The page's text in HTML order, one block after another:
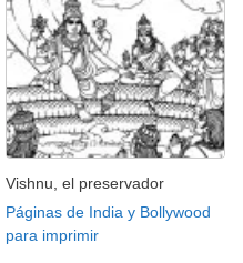
Vishnu, el preservador
Páginas de India y Bollywood
para imprimir